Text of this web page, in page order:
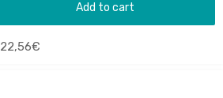
Add to cart
22,56€